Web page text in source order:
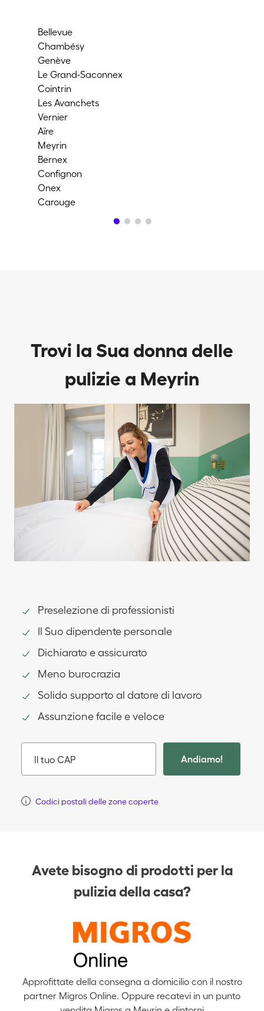
Bellevue
Chambésy
Genève
Le Grand-Saconnex
Cointrin
Les Avanchets
Vernier
Aïre
Meyrin
Bernex
Confignon
Onex
Carouge
Trovi la Sua donna delle
pulizie a Meyrin
Preselezione di professionisti
Il Suo dipendente personale
Dichiarato e assicurato
Meno burocrazia
Solido supporto al datore di lavoro
Assunzione facile e veloce
Il tuo CAP Andiamo!
Codici postali delle zone coperte
Avete bisogno di prodotti per la
pulizia della casa?
Approfittate della consegna a domicilio con il nostro
partner Migros Online. Oppure recatevi in un punto